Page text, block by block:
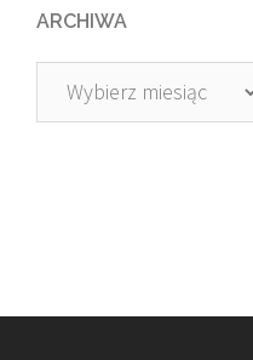
ARCHIWA
Archiwa